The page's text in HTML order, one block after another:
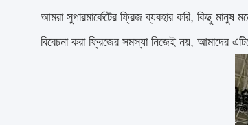
আমরা সুপারমার্কেটের ফ্রিজ ব্যবহার করি, কিছু
বিবেচনা করা ফ্রিজের সমস্যা নিজেই নয়, আমাদের